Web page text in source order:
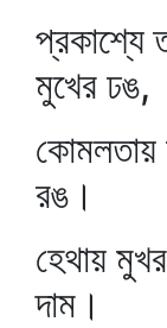
প্রকাশ্যে
মুখের ঢঙ,
কোমলতায়
রঙ।
হেথায়
দাম।